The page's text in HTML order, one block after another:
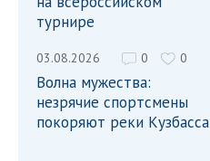
турнире
03.08.2026 0 0
Волна мужества:
незрячие спортсмены
покоряют реки Кузбасса